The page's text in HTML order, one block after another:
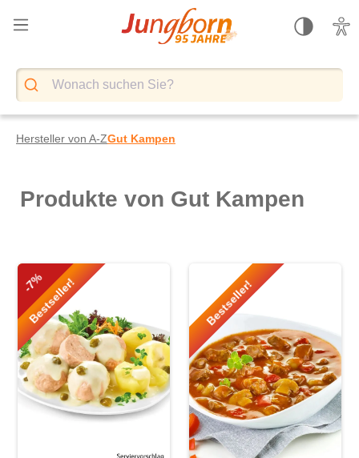
springen
Hersteller von A-ZGut Kampen
Produkte von Gut Kampen
-7%
Bestseller! Bestseller!